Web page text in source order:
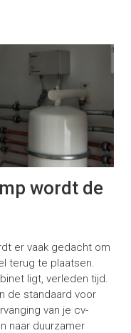
wordt de
er vaak gedacht om
terug te plaatsen.
ligt, verleden tijd.
de standaard voor
van je cv-
naar duurzamer